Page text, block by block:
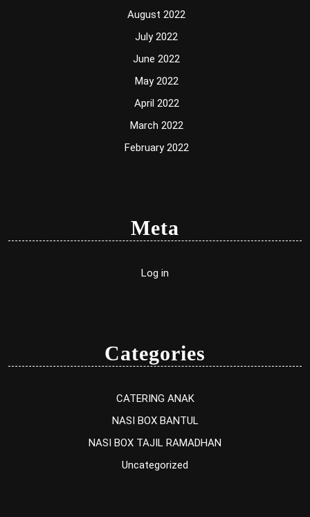
August 2022
July 2022
June 2022
May 2022
April 2022
March 2022
February 2022
Meta
Log in
Categories
CATERING ANAK
NASI BOX BANTUL
NASI BOX TAJIL RAMADHAN
Uncategorized